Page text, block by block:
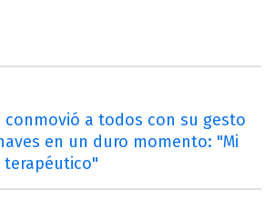
conmovió a todos con su gesto
en un duro momento: "Mi